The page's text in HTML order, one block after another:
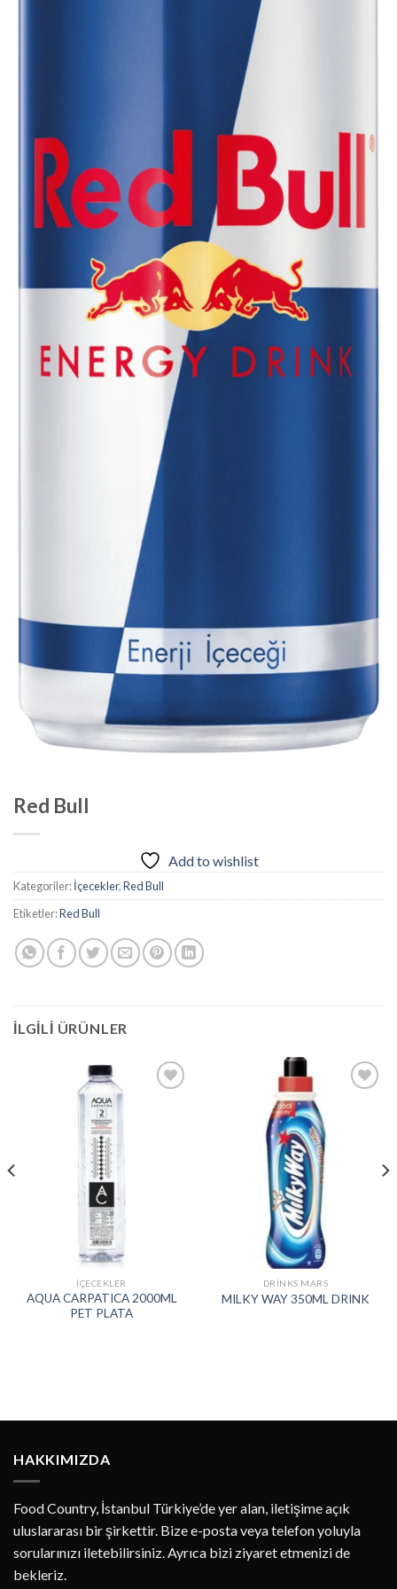
Red Bull
Add to wishlist
Kategoriler:İçecekler,Red Bull
Etiketler:Red Bull
İLGILI ÜRÜNLER
İÇECEKLER
AQUA CARPATICA 2000ML
PET PLATA
DRINKS MARS
MILKY WAY 350ML DRINK
HAKKIMIZDA
Food Country, İstanbul Türkiye’de yer alan, iletişime açık
uluslararası bir şirkettir. Bize e-posta veya telefon yoluyla
sorularınızı iletebilirsiniz. Ayrıca bizi ziyaret etmenizi de
bekleriz.